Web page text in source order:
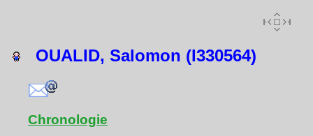
OUALID, Salomon (I330564)
Chronologie